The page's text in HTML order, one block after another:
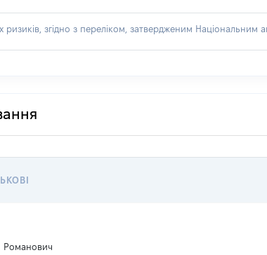
згідно з переліком, затвердженим Національним
Романович